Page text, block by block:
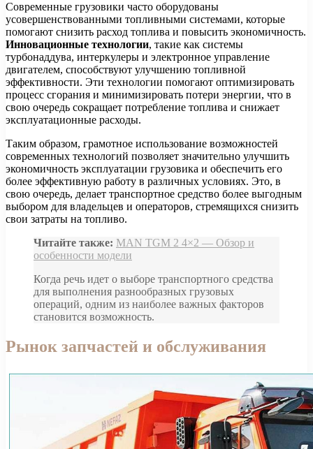
Современные грузовики часто оборудованы
усовершенствованными топливными системами, которые
помогают снизить расход топлива и повысить экономичность.
Инновационные технологии, такие как системы
турбонаддува, интеркулеры и электронное управление
двигателем, способствуют улучшению топливной
эффективности. Эти технологии помогают оптимизировать
процесс сгорания и минимизировать потери энергии, что в
свою очередь сокращает потребление топлива и снижает
эксплуатационные расходы.
Таким образом, грамотное использование возможностей
современных технологий позволяет значительно улучшить
экономичность эксплуатации грузовика и обеспечить его
более эффективную работу в различных условиях. Это, в
свою очередь, делает транспортное средство более выгодным
выбором для владельцев и операторов, стремящихся снизить
свои затраты на топливо.
Читайте также: MAN TGM 2 4×2 — Обзор и
особенности модели
Когда речь идет о выборе транспортного средства
для выполнения разнообразных грузовых
операций, одним из наиболее важных факторов
становится возможность.
Рынок запчастей и обслуживания